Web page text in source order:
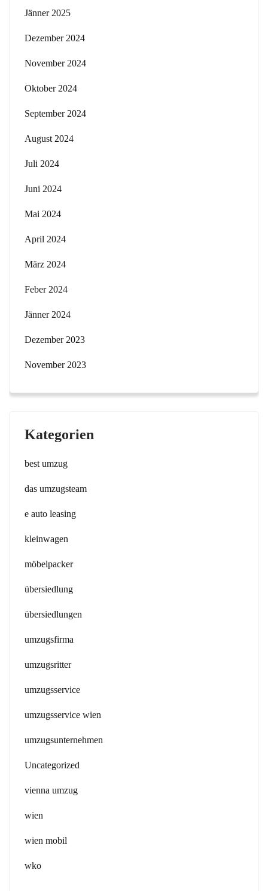
Jänner 2025
Dezember 2024
November 2024
Oktober 2024
September 2024
August 2024
Juli 2024
Juni 2024
Mai 2024
April 2024
März 2024
Feber 2024
Jänner 2024
Dezember 2023
November 2023
Kategorien
best umzug
das umzugsteam
e auto leasing
kleinwagen
möbelpacker
übersiedlung
übersiedlungen
umzugsfirma
umzugsritter
umzugsservice
umzugsservice wien
umzugsunternehmen
Uncategorized
vienna umzug
wien
wien mobil
wko